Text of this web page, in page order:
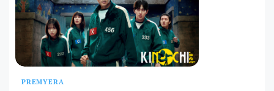
PREMYERA